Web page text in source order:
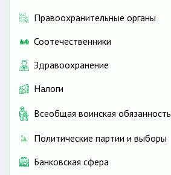
Правоохранительные органы
Соотечественники
Здравоохранение
Налоги
Всеобщая воинская обязанность
Политические партии и выборы
Банковская сфера